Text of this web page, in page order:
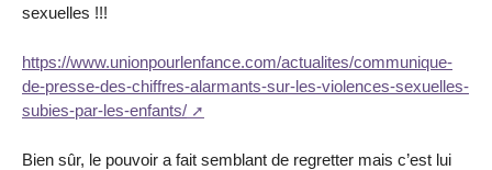
sexuelles !!!
https://www.unionpourlenfance.com/actualites/communique-
de-presse-des-chiffres-alarmants-sur-les-violences-sexuelles-
subies-par-les-enfants/
Bien sûr, le pouvoir a fait semblant de regretter mais c’est lui